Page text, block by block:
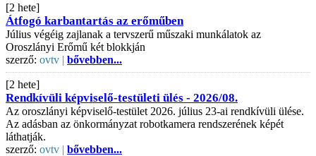
[2 hete]
Átfogó karbantartás az erőműben
Július végéig zajlanak a tervszerű műszaki munkálatok az
Oroszlányi Erőmű két blokkján
szerző: ovtv | bővebben...
[2 hete]
Rendkívüli képviselő-testületi ülés - 2026/08.
Az oroszlányi képviselő-testület 2026. július 23-ai rendkívüli ülése.
Az adásban az önkormányzat robotkamera rendszerének képét
láthatják.
szerző: ovtv | bővebben...